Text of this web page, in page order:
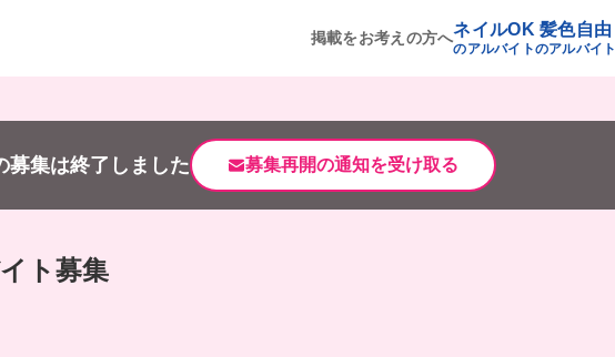
掲載をお考えの方へネイルOK
のアルバイト
髪色自由
のアルバイト
募集は終了しました 募集再開の通知を受け取る
ト募集